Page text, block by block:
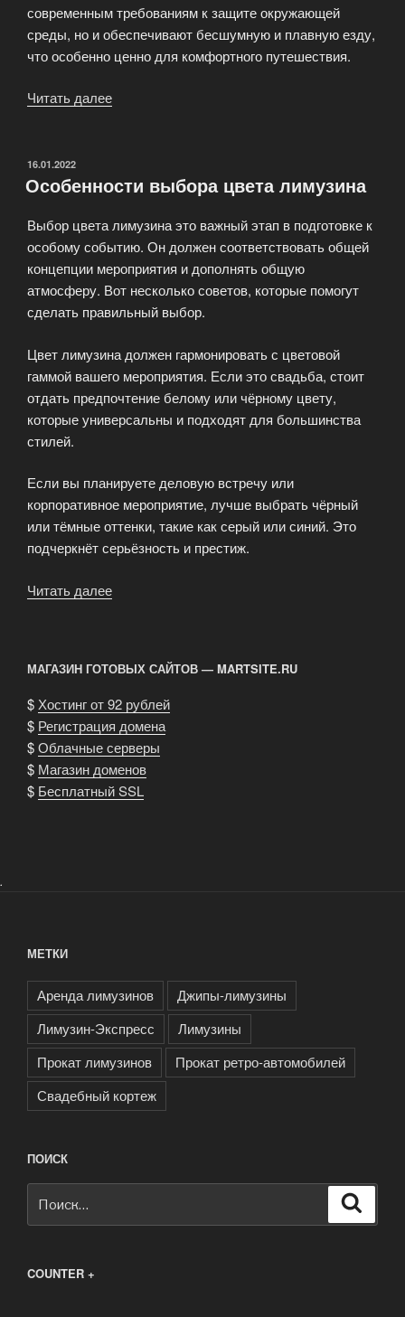
современным требованиям к защите окружающей
среды, но и обеспечивают бесшумную и плавную езду,
что особенно ценно для комфортного путешествия.
Читать далее
ОПУБЛИКОВАНО
16.01.2022
Особенности выбора цвета лимузина
Выбор цвета лимузина это важный этап в подготовке к
особому событию. Он должен соответствовать общей
концепции мероприятия и дополнять общую
атмосферу. Вот несколько советов, которые помогут
сделать правильный выбор.
Цвет лимузина должен гармонировать с цветовой
гаммой вашего мероприятия. Если это свадьба, стоит
отдать предпочтение белому или чёрному цвету,
которые универсальны и подходят для большинства
стилей.
Если вы планируете деловую встречу или
корпоративное мероприятие, лучше выбрать чёрный
или тёмные оттенки, такие как серый или синий. Это
подчеркнёт серьёзность и престиж.
Читать далее
МАГАЗИН ГОТОВЫХ САЙТОВ — MARTSITE.RU
$ Хостинг от 92 рублей
$ Регистрация домена
$Облачные серверы
$ Магазин доменов
$ Бесплатный SSL
.
МЕТКИ
Аренда лимузинов
Джипы-лимузины
Лимузин-Экспресс
Лимузины
Прокат лимузинов
Прокат ретро-автомобилей
Свадебный кортеж
ПОИСК
COUNTER +